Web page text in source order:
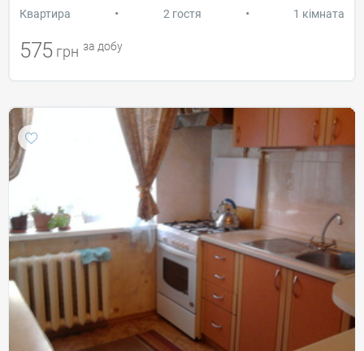
Квартира • 2 гостя • 1 кімната
575 грн за добу